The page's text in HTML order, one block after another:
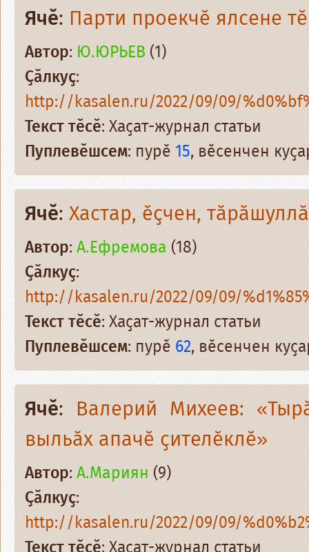
Ячӗ: Парти проекчӗ ялсене
Автор: Ю.ЮРЬЕВ (1)
Ҫӑлкуҫ:
http://kasalen.ru/2022/09/09/
Текст тӗсӗ: Хаҫат-журнал статьи
Пуплевӗшсем: пурӗ 15, вӗсенчен
Ячӗ: Хастар, ӗҫчен,
Автор:А.Ефремова (18)
Ҫӑлкуҫ:
http://kasalen.ru/2022/09/09/
Текст тӗсӗ: Хаҫат-журнал статьи
Пуплевӗшсем: пурӗ 62, вӗсенчен
Ячӗ: Валерий Михеев:
выльӑх апачӗ ҫителӗклӗ»
Автор:А.Мариян (9)
Ҫӑлкуҫ:
http://kasalen.ru/2022/09/09/